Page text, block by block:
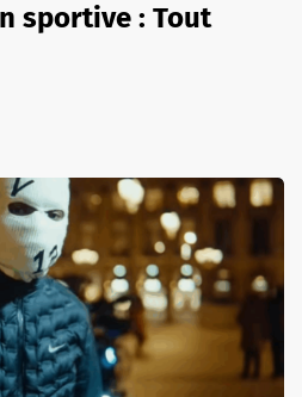
sportive : Tout